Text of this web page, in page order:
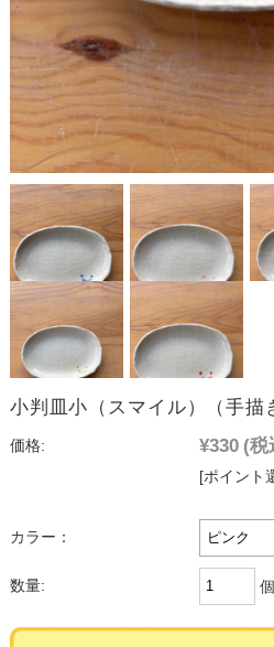
小判皿小（スマイル）（手描
価格: ¥330 (税
[ポイント
カラー：
数量: 個